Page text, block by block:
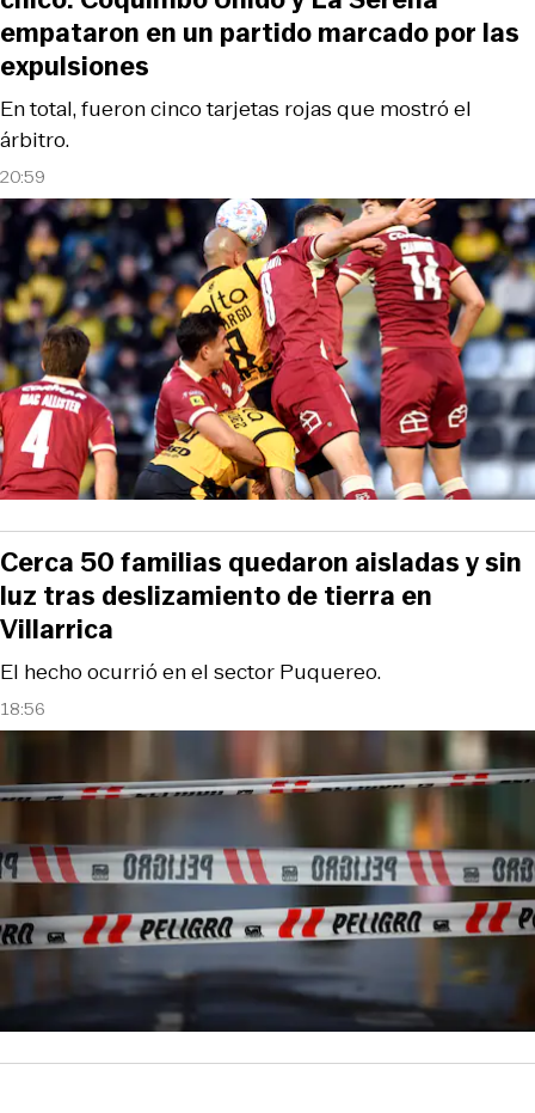
20:59
En total, fueron cinco tarjetas rojas que mostró el
árbitro.
empataron en un partido marcado por las
expulsiones
18:56
El hecho ocurrió en el sector Puquereo.
Cerca 50 familias quedaron aisladas y sin
luz tras deslizamiento de tierra en
Villarrica